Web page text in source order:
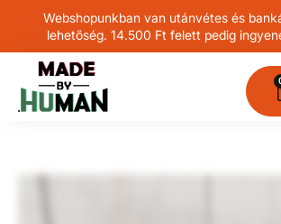
Webshopunkban van utánvétes és
lehetőség. 14.500 Ft felett pedig